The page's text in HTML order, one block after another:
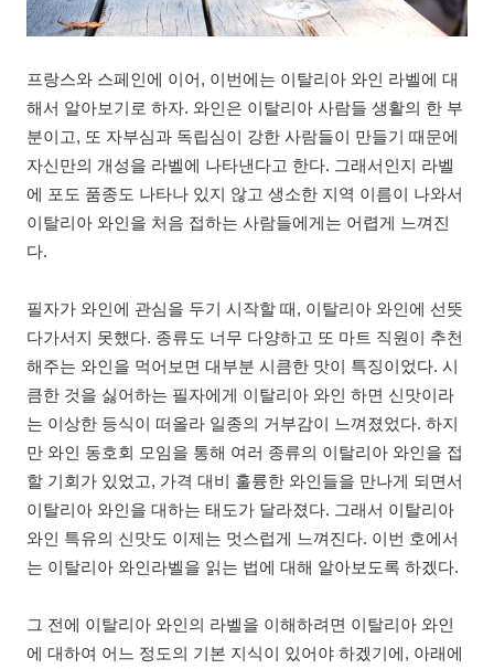
프랑스와 스페인에 이어, 이번에는 이탈리아 와인 라벨에 대
해서 알아보기로 하자. 와인은 이탈리아 사람들 생활의 한 부
분이고, 또 자부심과 독립심이 강한 사람들이 만들기 때문에
자신만의 개성을 라벨에 나타낸다고 한다. 그래서인지 라벨
에 포도 품종도 나타나 있지 않고 생소한 지역 이름이 나와서
이탈리아 와인을 처음 접하는 사람들에게는 어렵게 느껴진
다.
필자가 와인에 관심을 두기 시작할 때, 이탈리아 와인에 선뜻
다가서지 못했다. 종류도 너무 다양하고 또 마트 직원이 추천
해주는 와인을 먹어보면 대부분 시큼한 맛이 특징이었다. 시
큼한 것을 싫어하는 필자에게 이탈리아 와인 하면 신맛이라
는 이상한 등식이 떠올라 일종의 거부감이 느껴졌었다. 하지
만 와인 동호회 모임을 통해 여러 종류의 이탈리아 와인을 접
할 기회가 있었고, 가격 대비 훌륭한 와인들을 만나게 되면서
이탈리아 와인을 대하는 태도가 달라졌다. 그래서 이탈리아
와인 특유의 신맛도 이제는 멋스럽게 느껴진다. 이번 호에서
는 이탈리아 와인라벨을 읽는 법에 대해 알아보도록 하겠다.
그 전에 이탈리아 와인의 라벨을 이해하려면 이탈리아 와인
에 대하여 어느 정도의 기본 지식이 있어야 하겠기에, 아래에